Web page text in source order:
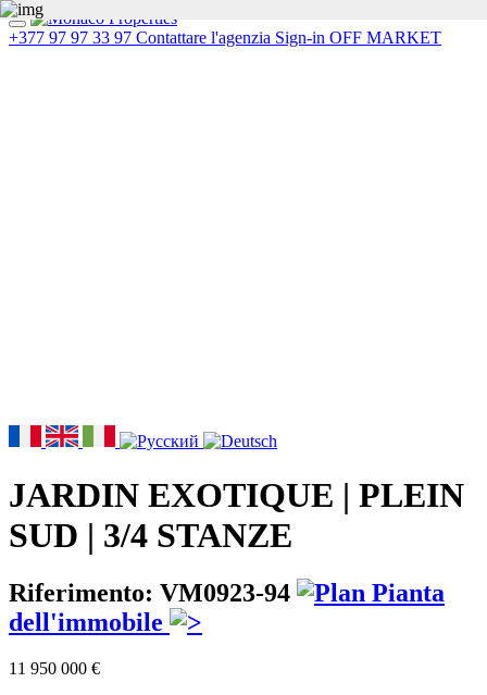
+377 97 97 33 97 Contattare l'agenzia Sign-in OFF MARKET
JARDIN EXOTIQUE | PLEIN
SUD | 3/4 STANZE
Riferimento: VM0923-94
Pianta
dell'immobile
11 950 000 €